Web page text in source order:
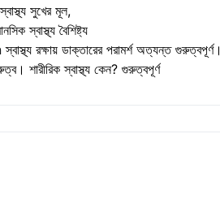
সুখের মূল,
স্বাস্থ্য বৈশিষ্ট্য
স্বাস্থ্য রক্ষায় ডাক্তারের পরামর্শ অত্যন্ত গুরুত্বপূর্ণ।
শারীরিক স্বাস্থ্য কেন? গুরুত্বপূর্ণ